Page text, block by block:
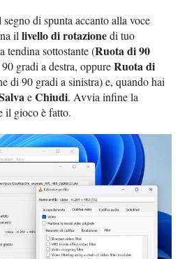
di spunta accanto alla voce
illivello di rotazionedi tuo
tendina sottostante (Ruota di 90
gradi a destra, oppureRuota di
di 90 gradi a sinistra) e, quando hai
eChiudi. Avvia infine la
il gioco è fatto.